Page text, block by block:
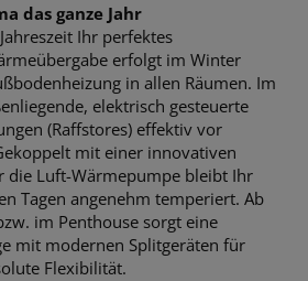
das ganze Jahr
Ihr perfektes
erfolgt im Winter
in allen Räumen. Im
elektrisch gesteuerte
(Raffstores) effektiv vor
mit einer innovativen
die Luft-Wärmepumpe bleibt Ihr
Tagen angenehm temperiert. Ab
im Penthouse sorgt eine
mit modernen Splitgeräten für
Flexibilität.